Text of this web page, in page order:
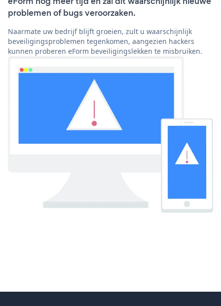
problemen of bugs veroorzaken.
Naarmate uw bedrijf blijft groeien, zult u waarschijnlijk
beveiligingsproblemen tegenkomen, aangezien hackers
kunnen proberen eForm beveiligingslekken te misbruiken.